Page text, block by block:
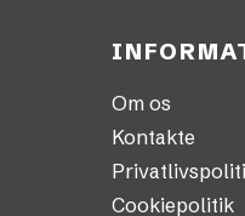
Om os
Kontakte
Cookiepolitik